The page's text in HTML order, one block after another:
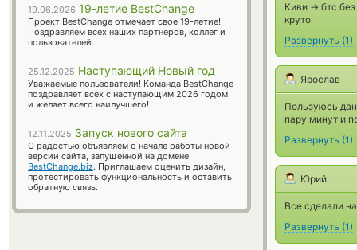
Киви -> бтс
круто
Развернуть (1)
Ярослав
Пользуюсь
пару минут и
Развернуть (1)
Юрий
Все сделали
Развернуть (1)
19.06.2026 19-летие BestChange
Проект BestChange отмечает свое 19-летие!
Поздравляем всех наших партнеров, коллег и
пользователей.
25.12.2025 Наступающий Новый год
Уважаемые пользователи! Команда BestChange
поздравляет всех с наступающим 2026 годом
и желает всего наилучшего!
12.11.2025 Запуск нового сайта
С радостью объявляем о начале работы новой
версии сайта, запущенной на домене
BestChange.biz. Приглашаем оценить дизайн,
протестировать функциональность и оставить
обратную связь.